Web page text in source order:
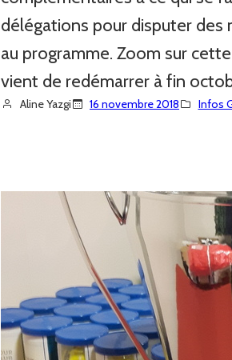
délégations pour disputer des
au programme. Zoom sur
vient de redémarrer à fin
Aline Yazgi 16 novembre 2018 Infos